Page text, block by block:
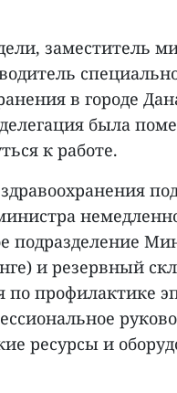
заместитель
в городе
была
к работе.
подразделение
и резервный
по профилактике
ресурсы и